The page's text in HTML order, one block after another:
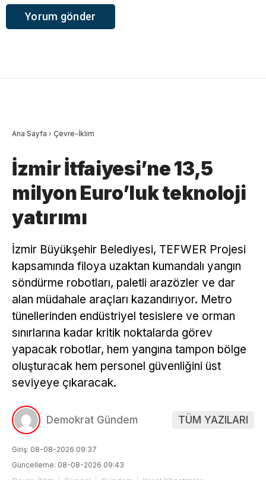
Ana Sayfa › Çevre-İklim
İzmir İtfaiyesi’ne 13,5
milyon Euro’luk teknoloji
yatırımı
İzmir Büyükşehir Belediyesi, TEFWER Projesi
kapsamında filoya uzaktan kumandalı yangın
söndürme robotları, paletli arazözler ve dar
alan müdahale araçları kazandırıyor. Metro
tünellerinden endüstriyel tesislere ve orman
sınırlarına kadar kritik noktalarda görev
yapacak robotlar, hem yangına tampon bölge
oluşturacak hem personel güvenliğini üst
seviyeye çıkaracak.
Demokrat Gündem TÜM YAZILARI
Giriş: 08-08-2026 09:37
Güncelleme: 08-08-2026 09:43